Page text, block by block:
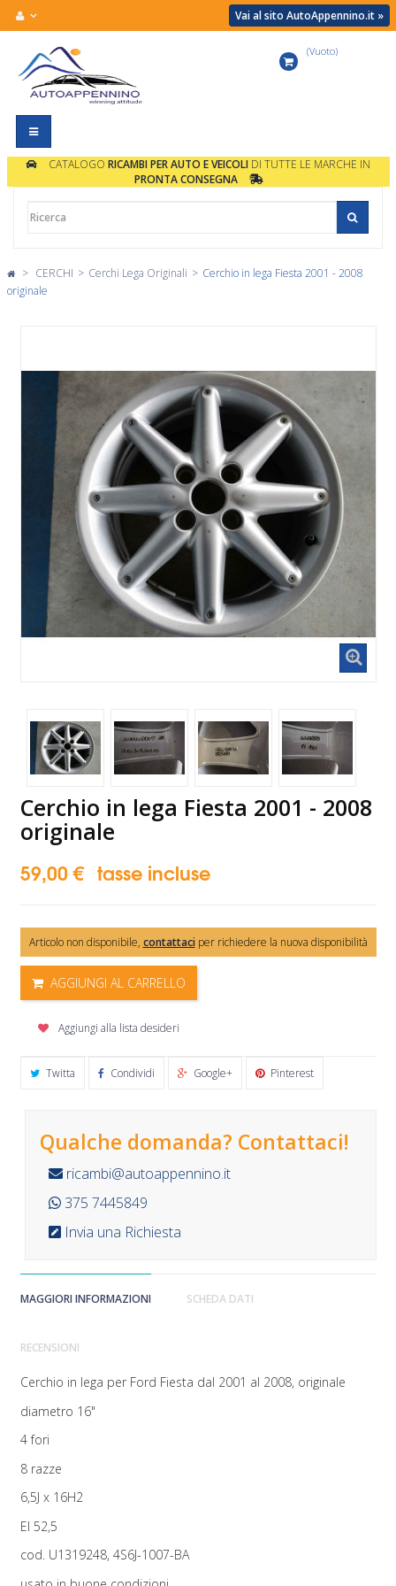
Vai al sito AutoAppennino.it »
Navigazione
Toggle
(Vuoto)
CATALOGO RICAMBI PER AUTO E VEICOLIDI TUTTE LE MARCHE IN
PRONTA CONSEGNA
> CERCHI > Cerchi Lega Originali > Cerchio in lega Fiesta 2001 - 2008
originale
Cerchio in lega Fiesta 2001 - 2008
originale
59,00 € tasse incluse
Articolo non disponibile, contattaciper richiedere la nuova disponibilità
AGGIUNGI AL CARRELLO
Aggiungi alla lista desideri
Twitta Condividi Google+ Pinterest
Qualche domanda? Contattaci!
ricambi@autoappennino.it
375 7445849
Invia una Richiesta
MAGGIORI INFORMAZIONI SCHEDA DATI
RECENSIONI
Cerchio in lega per Ford Fiesta dal 2001 al 2008, originale
diametro 16"
4 fori
8 razze
6,5J x 16H2
EI 52,5
cod. U1319248, 4S6J-1007-BA